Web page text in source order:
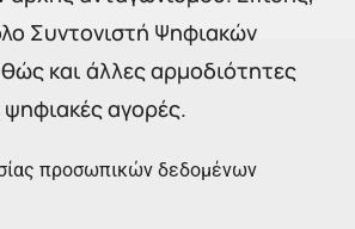
Συντονιστή Ψηφιακών
και άλλες αρμοδιότητες
ψηφιακές αγορές.
προσωπικών δεδομένων